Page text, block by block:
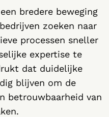
bredere beweging
zoeken naar
processen sneller
expertise te
dat duidelijke
blijven om de
betrouwbaarheid van